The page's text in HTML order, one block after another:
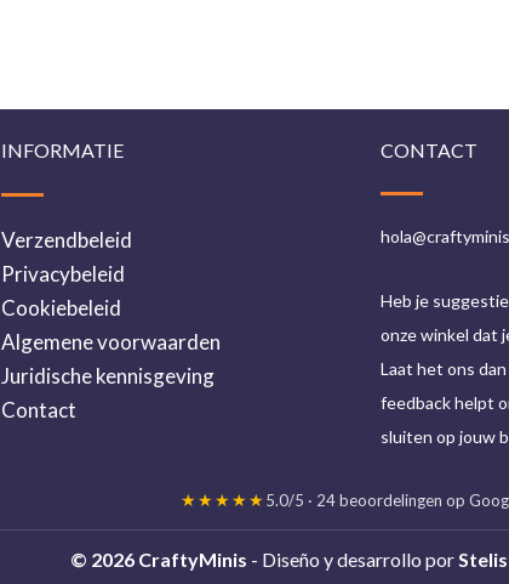
INFORMATIE
Verzendbeleid
Privacybeleid
Cookiebeleid
Algemene voorwaarden
Juridische kennisgeving
Contact
CONTACT
Heb je
onze winkel dat
Laat het ons
feedback helpt
sluiten op jouw
★★★★★ 5.0/5 · 24 beoordelingen op
© 2026 CraftyMinis - Diseño y desarrollo por